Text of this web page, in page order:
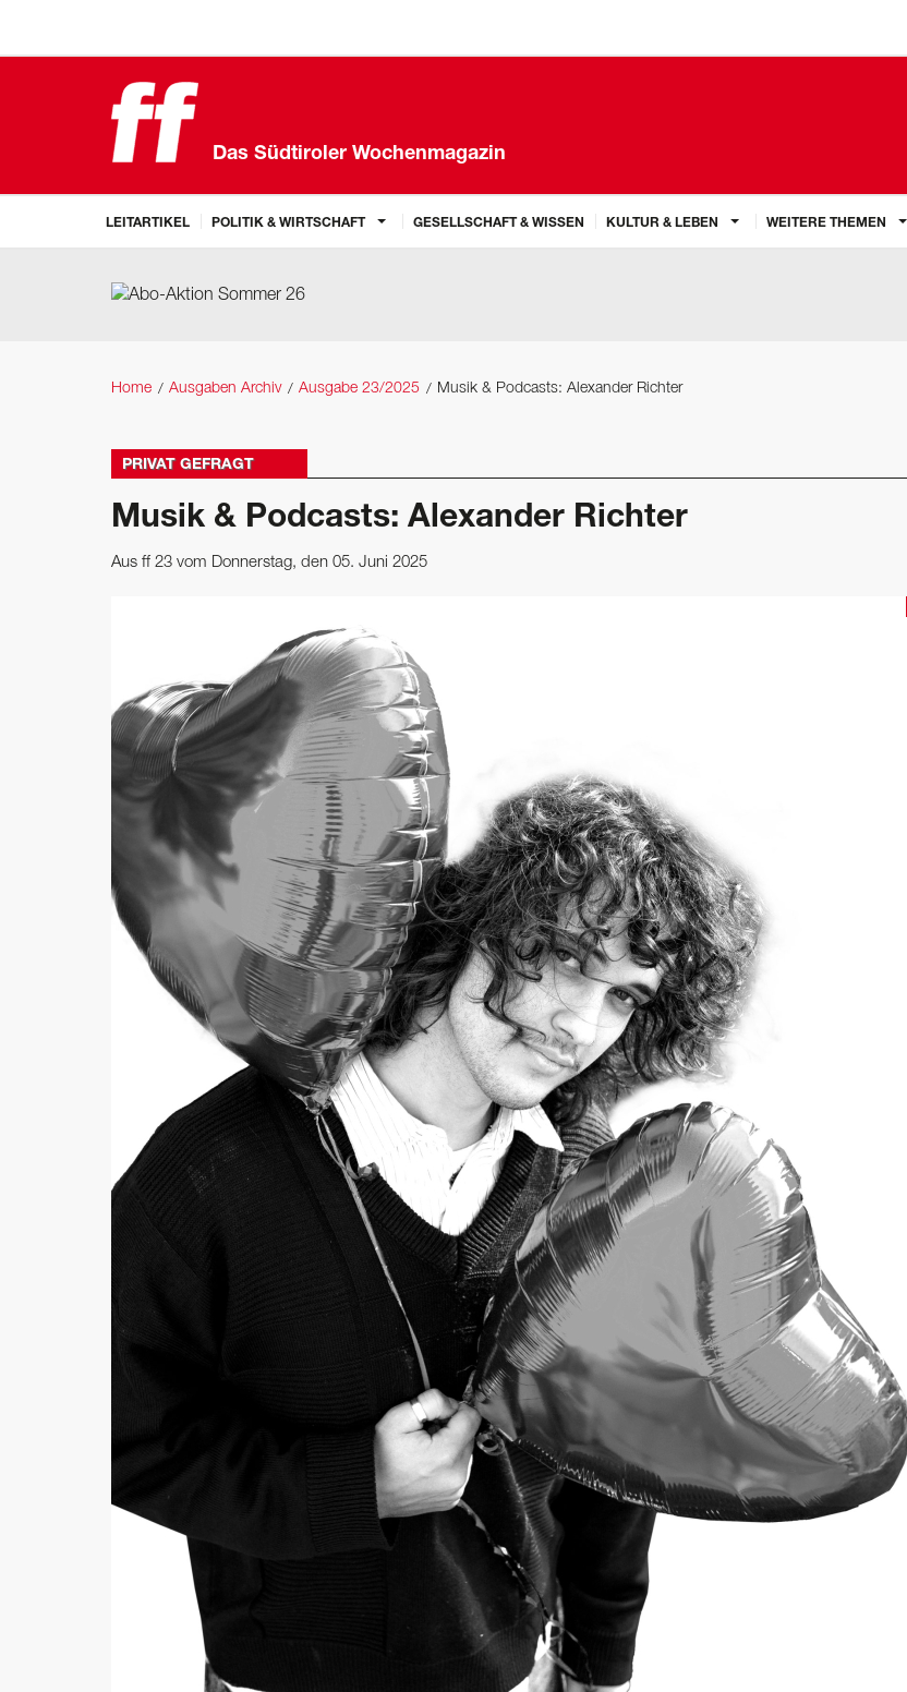
Das Südtiroler Wochenmagazin
LEITARTIKEL POLITIK & WIRTSCHAFT GESELLSCHAFT & WISSEN KULTUR & LEBEN WEITERE THEMEN
Home Ausgaben Archiv Ausgabe 23/2025 Musik & Podcasts: Alexander Richter
PRIVAT GEFRAGT
Musik & Podcasts: Alexander Richter
Aus ff 23 vom Donnerstag, den 05. Juni 2025